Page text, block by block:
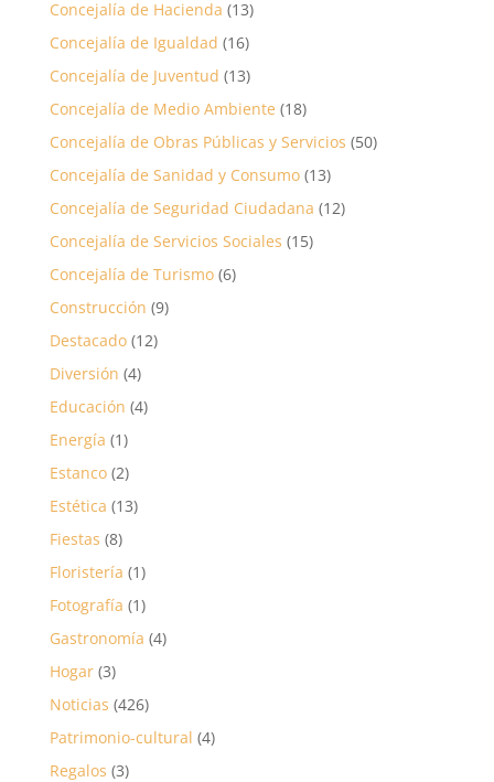
Concejalía de Hacienda (13)
Concejalía de Igualdad (16)
Concejalía de Juventud (13)
Concejalía de Medio Ambiente (18)
Concejalía de Obras Públicas y Servicios (50)
Concejalía de Sanidad y Consumo(13)
Concejalía de Seguridad Ciudadana (12)
Concejalía de Servicios Sociales (15)
Concejalía de Turismo(6)
Construcción (9)
Destacado(12)
Diversión (4)
Educación (4)
Energía (1)
Estanco(2)
Estética (13)
Fiestas (8)
Floristería (1)
Fotografía (1)
Gastronomía (4)
Hogar(3)
Noticias (426)
Patrimonio-cultural (4)
Regalos (3)